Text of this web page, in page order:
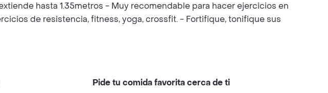
hasta 1.35metros - Muy recomendable para hacer ejercicios en
de resistencia, fitness, yoga, crossfit. - Fortifique, tonifique sus
Pide tu comida favorita cerca de ti